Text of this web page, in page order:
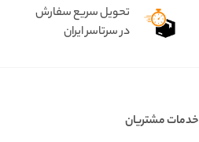
تحویل سریع سفارش
در سرتاسر ایران
خدمات مشتریان